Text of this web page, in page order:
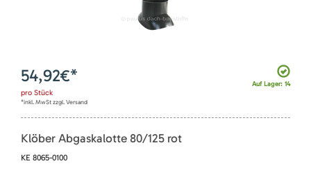
Auf Lager: 14
54,92€*
pro Stück
*inkl. MwSt zzgl. Versand
Klöber Abgaskalotte 80/125 rot
KE 8065-0100